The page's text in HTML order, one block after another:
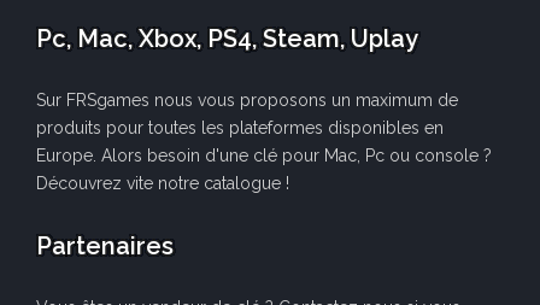
Pc, Mac, Xbox, PS4, Steam, Uplay
Sur FRSgames nous vous proposons un maximum de
produits pour toutes les plateformes disponibles en
Europe. Alors besoin d'une clé pour Mac, Pc ou console ?
Découvrez vite notre catalogue !
Partenaires